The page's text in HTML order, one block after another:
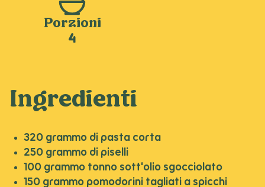
Porzioni
4
Ingredienti
320 grammo di pasta corta
250 grammo di piselli
100 grammo tonno sott'olio sgocciolato
150 grammo pomodorini tagliati a spicchi